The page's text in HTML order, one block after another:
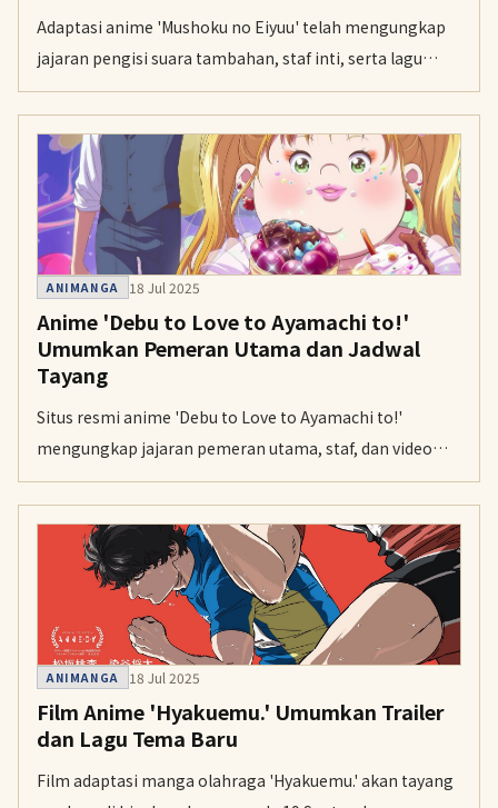
Adaptasi anime 'Mushoku no Eiyuu' telah mengungkap
jajaran pengisi suara tambahan, staf inti, serta lagu
tema menjelang penayangan perdananya pada Oktober
mendatang.
ANIMANGA 18 Jul 2025
Anime 'Debu to Love to Ayamachi to!'
Umumkan Pemeran Utama dan Jadwal
Tayang
Situs resmi anime 'Debu to Love to Ayamachi to!'
mengungkap jajaran pemeran utama, staf, dan video
promosi perdana. Serial komedi romantis ini
dijadwalkan tayang pada 6 Oktober 2025.
ANIMANGA 18 Jul 2025
Film Anime 'Hyakuemu.' Umumkan Trailer
dan Lagu Tema Baru
Film adaptasi manga olahraga 'Hyakuemu.' akan tayang